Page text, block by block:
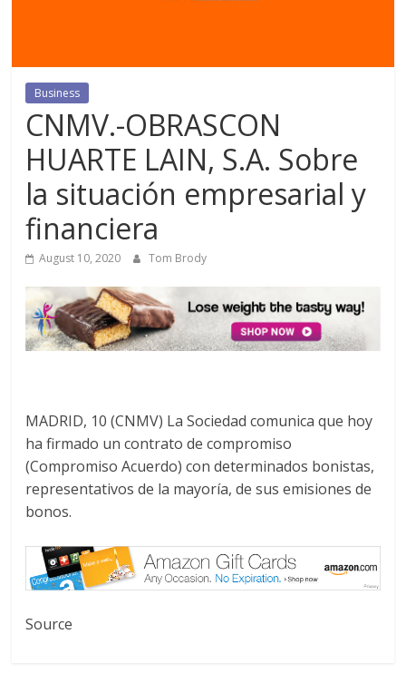
Business
CNMV.-OBRASCON
HUARTE LAIN, S.A. Sobre
la situación empresarial y
financiera
August 10, 2020 Tom Brody
MADRID, 10 (CNMV) La Sociedad comunica que hoy
ha firmado un contrato de compromiso
(Compromiso Acuerdo) con determinados bonistas,
representativos de la mayoría, de sus emisiones de
bonos.
Source